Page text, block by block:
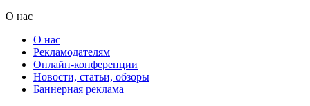
О нас
О нас
Рекламодателям
Онлайн-конференции
Новости, статьи, обзоры
Баннерная реклама